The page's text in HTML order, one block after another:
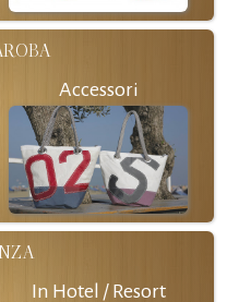
Accessori
In Hotel / Resort